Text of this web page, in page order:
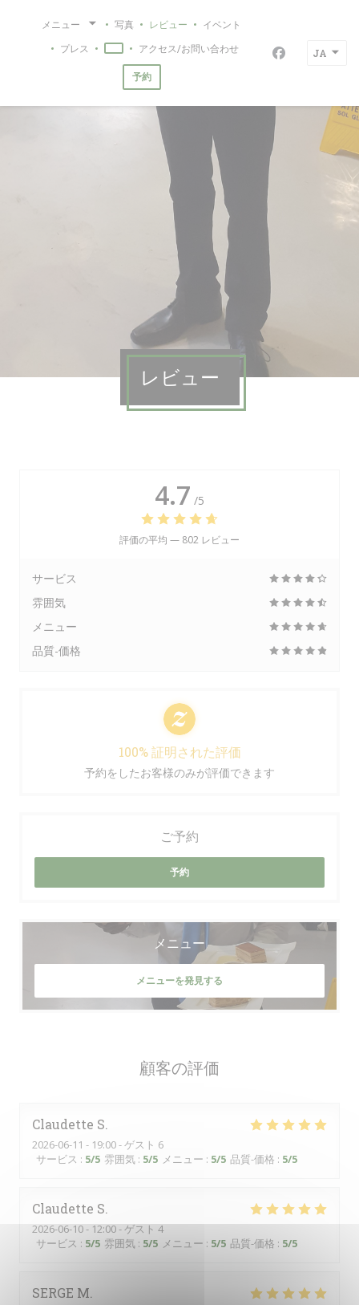
メニュー 写真 レビュー
イベント
プレス
((新しいウィンドウで開きます))
アクセス/お問い合わせ
予約
Facebook ((
JA
レビュー
顧客の評価
Claudette S
2026-06-11 - 19:00 - ゲスト 6
サービス : 5/5 雰囲気 : 5/5 メニュー : 5/5 品質-価格 : 5/5
Claudette S
2026-06-10- 12:00 - ゲスト 4
サービス : 5/5 雰囲気 : 5/5 メニュー : 5/5 品質-価格 : 5/5
SERGE M
4.7 /5
評価の平均 — 802 レビュー
サービス
雰囲気
メニュー
品質-価格
100% 証明された評価
予約をしたお客様のみが評価できます
ご予約
予約
メニュー
メニューを発見する